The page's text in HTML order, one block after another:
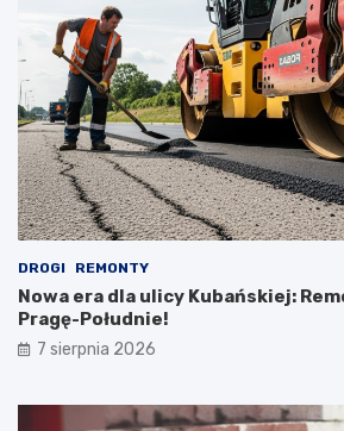
DROGI REMONTY
Nowa era dla ulicy Kubańskiej:
Pragę-Południe!
7 sierpnia 2026